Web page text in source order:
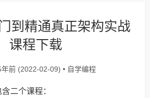
到精通真正架构实战
课程下载
年前 (2022-02-09) • 自学编程
二个课程：